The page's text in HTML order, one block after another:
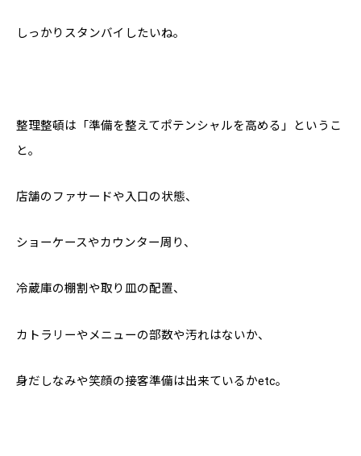
しっかりスタンバイしたいね。
整理整頓は「準備を整えてポテンシャルを高める」というこ
と。
店舗のファサードや入口の状態、
ショーケースやカウンター周り、
冷蔵庫の棚割や取り皿の配置、
カトラリーやメニューの部数や汚れはないか、
身だしなみや笑顔の接客準備は出来ているかetc。